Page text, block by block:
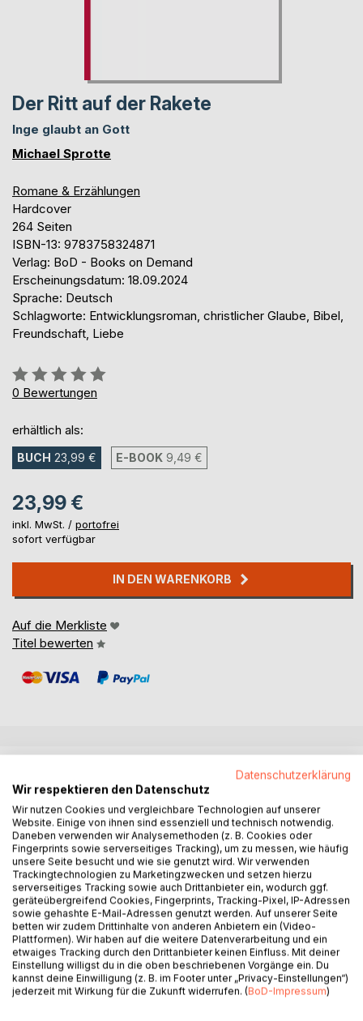
Der Ritt auf der Rakete
Inge glaubt an Gott
Michael Sprotte
Romane & Erzählungen
Hardcover
264 Seiten
ISBN-13: 9783758324871
Verlag: BoD - Books on Demand
Erscheinungsdatum: 18.09.2024
Sprache: Deutsch
Schlagworte: Entwicklungsroman, christlicher Glaube, Bibel,
Freundschaft, Liebe
Bewertung::
0%
0 Bewertungen
erhältlich als:
BUCH 23,99 € E-BOOK 9,49 €
23,99 €
inkl. MwSt. / portofrei
sofort verfügbar
IN DEN WARENKORB
Auf die Merkliste
Titel bewerten
Der Glaube an Gott könnte für Inge einfach und
herzerfrischend sein -, wären da nicht Leute, die anderen
vorschreiben wollen, was sie dabei zu tun und - vor allem -
zu unterlassen habe!
Sich unterordnen, still mitmachen, auch wenn dies ihre
Persönlichkeit zu ersticken droht? Auch wenn sie daran
krank wird?
Lange ja...
Drei Erzählungen berichten, wie sich eine junge Frau,
Anfang Zwanzig, aus derlei Zwängen befreit.
Alle drei: ein Entwicklungsroman.
Datenschutzerklärung
Wir respektieren den Datenschutz
Wir nutzen Cookies und vergleichbare Technologien auf unserer
Website. Einige von ihnen sind essenziell und technisch notwendig.
Daneben verwenden wir Analysemethoden (z. B. Cookies oder
Fingerprints sowie serverseitiges Tracking), um zu messen, wie häufig
unsere Seite besucht und wie sie genutzt wird. Wir verwenden
Trackingtechnologien zu Marketingzwecken und setzen hierzu
serverseitiges Tracking sowie auch Drittanbieter ein, wodurch ggf.
geräteübergreifend Cookies, Fingerprints, Tracking-Pixel, IP-Adressen
sowie gehashte E-Mail-Adressen genutzt werden. Auf unserer Seite
betten wir zudem Drittinhalte von anderen Anbietern ein (Video-
Plattformen). Wir haben auf die weitere Datenverarbeitung und ein
etwaiges Tracking durch den Drittanbieter keinen Einfluss. Mit deiner
Einstellung willigst du in die oben beschriebenen Vorgänge ein. Du
kannst deine Einwilligung (z. B. im Footer unter „Privacy-Einstellungen“)
jederzeit mit Wirkung für die Zukunft widerrufen. (BoD-Impressum)